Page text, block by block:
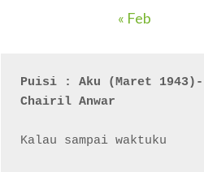
« Feb
Puisi : Aku (Maret 1943)-
Chairil Anwar
Kalau sampai waktuku